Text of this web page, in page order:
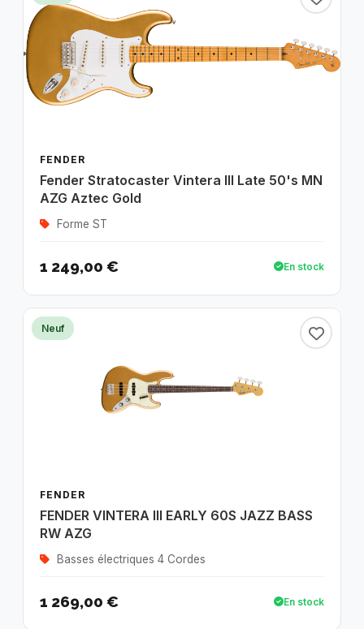
FENDER
Fender Stratocaster Vintera III Late 50's MN
AZG Aztec Gold
Forme ST
1 249,00 € En stock
Neuf
FENDER
FENDER VINTERA III EARLY 60S JAZZ BASS
RW AZG
Basses électriques 4 Cordes
1 269,00 € En stock